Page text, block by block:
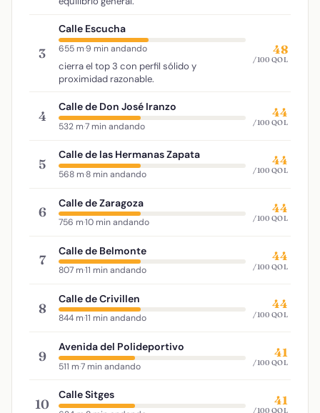
3
Calle Escucha
655 m·9 min andando
cierra el top 3 con perfil sólido y
proximidad razonable.
48
/100 QOL
4
Calle de Don José Iranzo
532 m·7 min andando
44
/100 QOL
5
Calle de las Hermanas Zapata
568 m·8 min andando
44
/100 QOL
6
Calle de Zaragoza
756 m·10 min andando
44
/100 QOL
7
Calle de Belmonte
807 m·11 min andando
44
/100 QOL
8
Calle de Crivillen
844 m·11 min andando
44
/100 QOL
9
Avenida del Polideportivo
511 m·7 min andando
41
/100 QOL
10
Calle Sitges 41
/100 QOL